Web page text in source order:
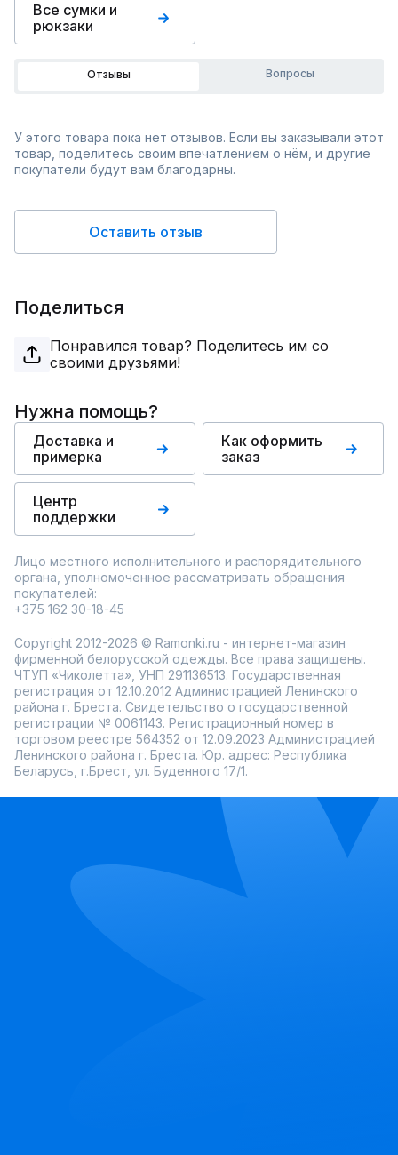
Все сумки и
рюкзаки
Отзывы Вопросы
У этого товара пока нет отзывов. Если вы заказывали этот
товар, поделитесь своим впечатлением о нём, и другие
покупатели будут вам благодарны.
Оставить отзыв
Поделиться
Понравился товар? Поделитесь им со
своими друзьями!
Нужна помощь?
Доставка и
примерка
Как оформить
заказ
Центр
поддержки
Лицо местного исполнительного и распорядительного
органа, уполномоченное рассматривать обращения
покупателей:
+375 162 30-18-45
Copyright 2012-2026 © Ramonki.ru - интернет-магазин
фирменной белорусской одежды. Все права защищены.
ЧТУП «Чиколетта», УНП 291136513. Государственная
регистрация от 12.10.2012 Администрацией Ленинского
района г. Бреста. Свидетельство о государственной
регистрации № 0061143. Регистрационный номер в
торговом реестре 564352 от 12.09.2023 Администрацией
Ленинского района г. Бреста. Юр. адрес: Республика
Беларусь, г.Брест, ул. Буденного 17/1.